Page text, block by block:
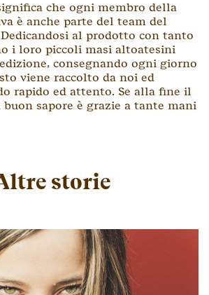
che ogni membro della
è anche parte del team del
Dedicandosi al prodotto con tanto
i loro piccoli masi altoatesini
consegnando ogni giorno
viene raccolto da noi ed
rapido ed attento. Se alla fine il
sapore è grazie a tante mani
storie